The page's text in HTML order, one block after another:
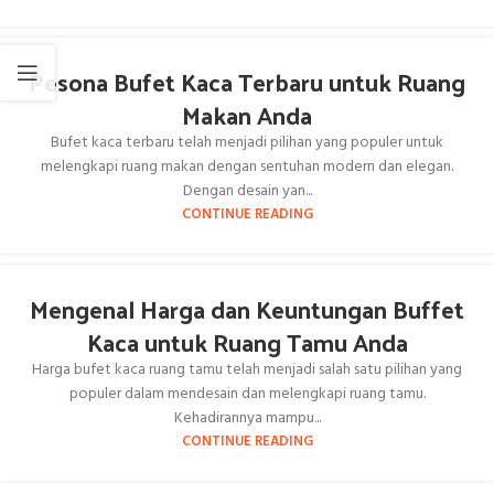
Pesona Bufet Kaca Terbaru untuk Ruang
Makan Anda
Bufet kaca terbaru telah menjadi pilihan yang populer untuk
melengkapi ruang makan dengan sentuhan modern dan elegan.
Dengan desain yan...
CONTINUE READING
Mengenal Harga dan Keuntungan Buffet
Kaca untuk Ruang Tamu Anda
Harga bufet kaca ruang tamu telah menjadi salah satu pilihan yang
populer dalam mendesain dan melengkapi ruang tamu.
Kehadirannya mampu...
CONTINUE READING